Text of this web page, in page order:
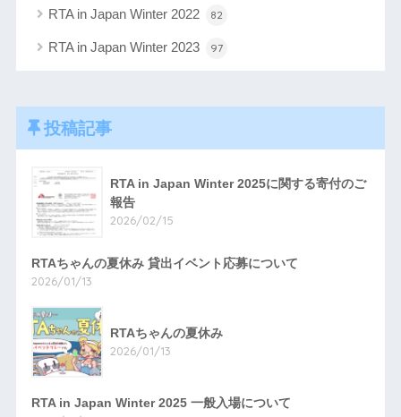
RTA in Japan Winter 2022 82
RTA in Japan Winter 2023 97
投稿記事
RTA in Japan Winter 2025に関する寄付のご
報告
2026/02/15
RTAちゃんの夏休み 貸出イベント応募について
2026/01/13
RTAちゃんの夏休み
2026/01/13
RTA in Japan Winter 2025 一般入場について